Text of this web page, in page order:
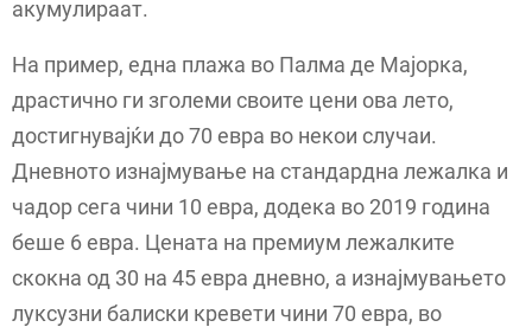
акумулираат.
На пример, една плажа во Палма де Мајорка,
драстично ги зголеми своите цени ова лето,
достигнувајќи до 70 евра во некои случаи.
Дневното изнајмување на стандардна лежалка и
чадор сега чини 10 евра, додека во 2019 година
беше 6 евра. Цената на премиум лежалките
скокна од 30 на 45 евра дневно, а изнајмувањето
луксузни балиски кревети чини 70 евра, во